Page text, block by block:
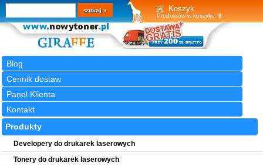
Koszyk
Produktów w koszyku: 0
Blog
Cennik dostaw
Panel Klienta
Kontakt
Wyszukiwarka
szukaj
Produkty
Developery do drukarek laserowych
Tonery do drukarek laserowych